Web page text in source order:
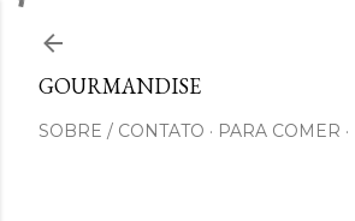
GOURMANDISE
SOBRE / CONTATO PARA COMER